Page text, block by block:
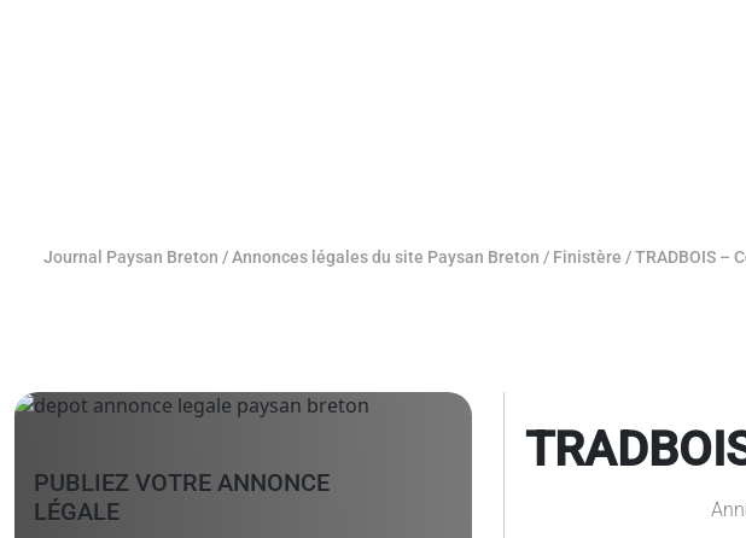
Journal Paysan Breton /Annonces légales du site Paysan Breton / Finistère /TRADBOIS –
PUBLIEZ VOTRE ANNONCE
LÉGALE